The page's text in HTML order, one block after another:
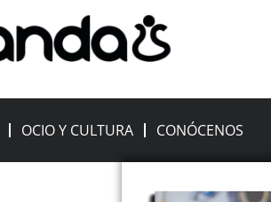
OCIO Y CULTURA CONÓCENOS